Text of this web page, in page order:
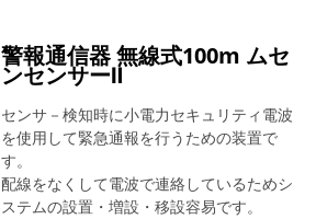
警報通信器 無線式100m ムセ
ンセンサーⅡ
センサ－検知時に小電力セキュリティ電波
を使用して緊急通報を行うための装置で
す。
配線をなくして電波で連絡しているためシ
ステムの設置・増設・移設容易です。